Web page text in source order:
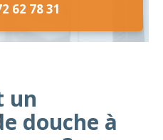
62 78 31
un
douche à